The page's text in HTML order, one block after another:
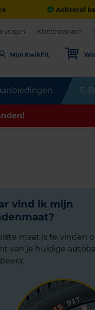
Achteraf
E-
vragen Klantenservice
Mijn KwikFit
vind ik mijn
maat is te vinden
van je huidige